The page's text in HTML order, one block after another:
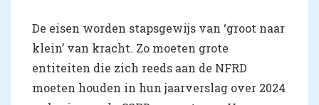
De eisen worden stapsgewijs van ‘groot naar
klein’ van kracht. Zo moeten grote
entiteiten die zich reeds aan de NFRD
moeten houden in hun jaarverslag over 2024